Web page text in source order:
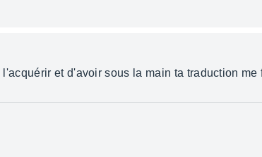
l'acquérir et d'avoir sous la main ta traduction